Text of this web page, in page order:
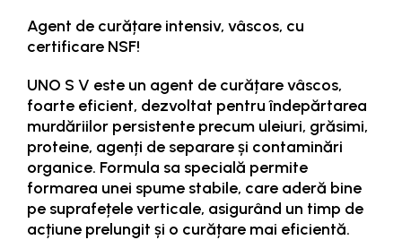
Agent de curățare intensiv, vâscos, cu
certificare NSF!
UNO S V este un agent de curățare vâscos,
foarte eficient, dezvoltat pentru îndepărtarea
murdăriilor persistente precum uleiuri, grăsimi,
proteine, agenți de separare și contaminări
organice. Formula sa specială permite
formarea unei spume stabile, care aderă bine
pe suprafețele verticale, asigurând un timp de
acțiune prelungit și o curățare mai eficientă.